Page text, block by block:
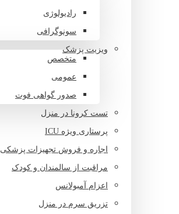
رادیولوژی
سونوگرافی
ویزیت پزشک
متخصص
عمومی
صدور گواهی فوت
تست کرونا در منزل
پرستاری ویژه ICU
اجاره و فروش تجهیزات پزشکی
مراقبت از سالمندان و کودک
اعزام آمبولانس
تزریق سرم در منزل